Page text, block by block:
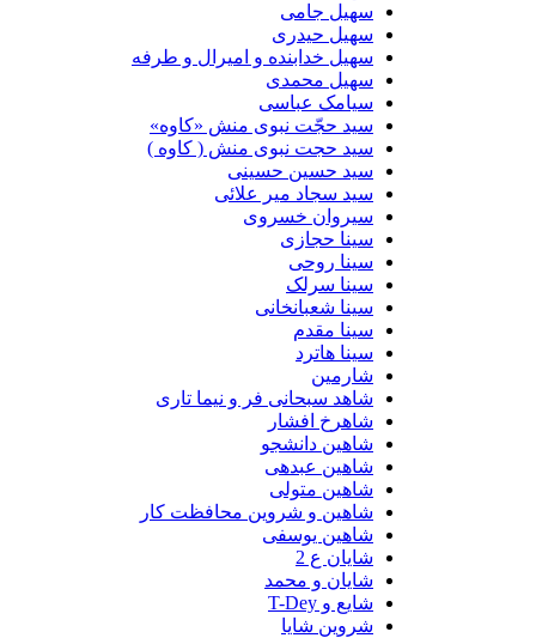
سهیل جامی
سهیل حیدری
سهیل خدابنده و امیرال و طرفه
سهیل محمدی
سیامک عباسی
سید حجّت نبوی منش «کاوه»
سید حجت نبوی منش ( کاوه )
سید حسین حسینى
سید سجاد میر علائی
سیروان خسروی
سینا حجازی
سینا روحی
سینا سرلک
سینا شعبانخانی
سینا مقدم
سینا هاترد
شارمین
شاهد سبحانی فر و نیما تاری
شاهرخ افشار
شاهین دانشجو
شاهین عبدهی
شاهین متولی
شاهین و شروین محافظت کار
شاهین یوسفی
شایان ع 2
شایان و محمد
شایع و T-Dey
شروین شایا